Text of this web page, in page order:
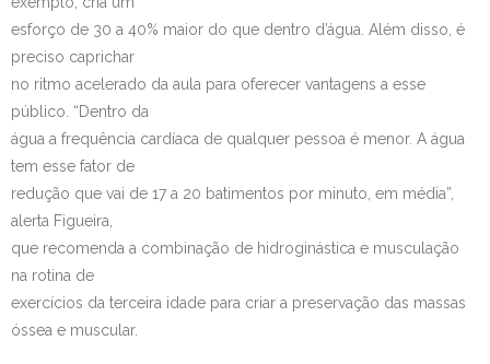
esforço de 30 a 40% maior do que dentro d’água. Além disso, é
preciso caprichar
no ritmo acelerado da aula para oferecer vantagens a esse
público. “Dentro da
água a frequência cardíaca de qualquer pessoa é menor. A água
tem esse fator de
redução que vai de 17 a 20 batimentos por minuto, em média”,
alerta Figueira,
que recomenda a combinação de hidroginástica e musculação
na rotina de
exercícios da terceira idade para criar a preservação das massas
óssea e muscular.